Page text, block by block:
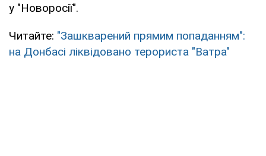
у "Новоросії".
Читайте: "Зашкварений прямим попаданням":
на Донбасі ліквідовано терориста "Ватра"